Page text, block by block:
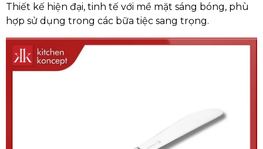
Thiết kế hiện đại, tinh tế với mề mặt sáng bóng, phù
hợp sử dụng trong các bữa tiệc sang trọng.